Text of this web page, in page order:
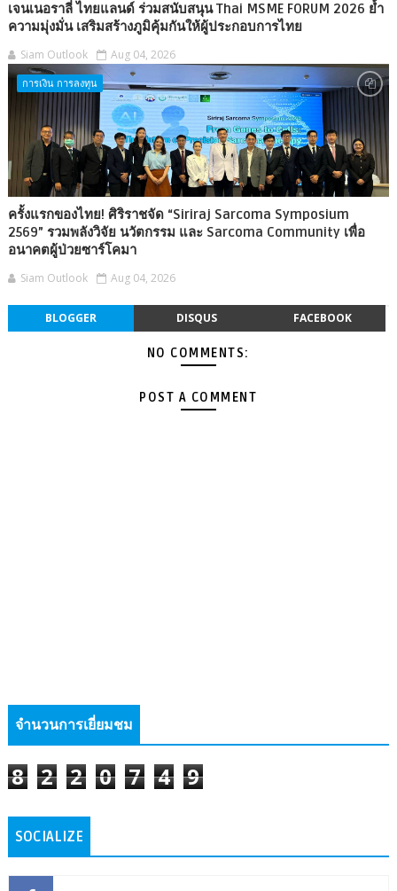
เจนเนอราลี่ ไทยแลนด์ ร่วมสนับสนุน Thai MSME FORUM 2026 ย้ำ
ความมุ่งมั่น เสริมสร้างภูมิคุ้มกันให้ผู้ประกอบการไทย
Siam Outlook Aug 04, 2026
การเงิน การลงทุน
ครั้งแรกของไทย! ศิริราชจัด “Siriraj Sarcoma Symposium
2569” รวมพลังวิจัย นวัตกรรม และ Sarcoma Community เพื่อ
อนาคตผู้ป่วยซาร์โคมา
Siam Outlook Aug 04, 2026
BLOGGER DISQUS FACEBOOK
NO COMMENTS:
POST A COMMENT
จำนวนการเยี่ยมชม
8 2 2 0 7 4 9
SOCIALIZE